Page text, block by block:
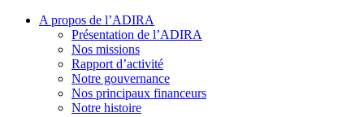
A propos de l’ADIRA
Présentation de l’ADIRA
Nos missions
Rapport d’activité
Notre gouvernance
Nos principaux financeurs
Notre histoire